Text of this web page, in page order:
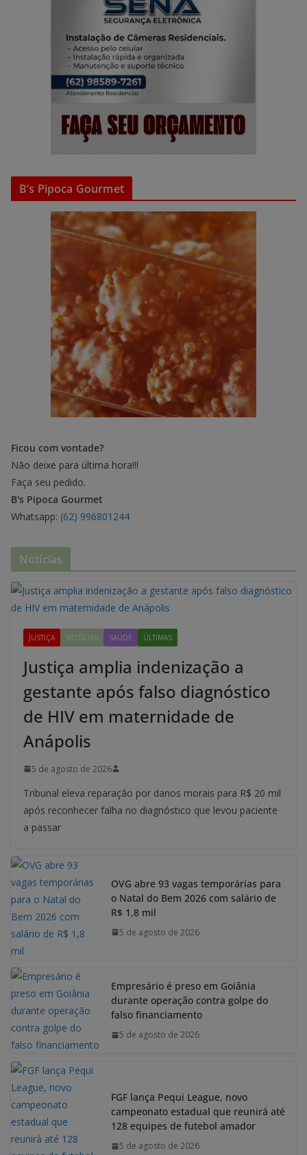
B’s Pipoca Gourmet
Ficou com vontade?
Não deixe para última hora!!!
Faça seu pedido.
B's Pipoca Gourmet
Whatsapp: (62) 996801244
Notícias
JUSTIÇA NOTÍCIAS SAÚDE ÚLTIMAS
Justiça amplia indenização a
gestante após falso diagnóstico
de HIV em maternidade de
Anápolis
5 de agosto de 2026
Tribunal eleva reparação por danos morais para R$ 20 mil
após reconhecer falha no diagnóstico que levou paciente
a passar
OVG abre 93 vagas temporárias para
o Natal do Bem 2026 com salário de
R$ 1,8 mil
5 de agosto de 2026
Empresário é preso em Goiânia
durante operação contra golpe do
falso financiamento
5 de agosto de 2026
FGF lança Pequi League, novo
campeonato estadual que reunirá até
128 equipes de futebol amador
5 de agosto de 2026